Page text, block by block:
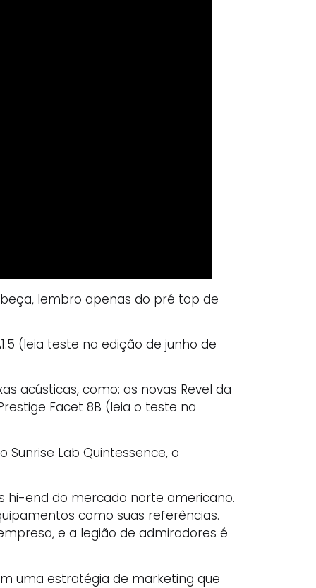
lembro apenas do pré top de
(leia teste na edição de junho de
acústicas, como: as novas Revel da
Facet 8B (leia o teste na
Lab Quintessence, o
hi-end do mercado norte americano.
como suas referências.
e a legião de admiradores é
uma estratégia de marketing que